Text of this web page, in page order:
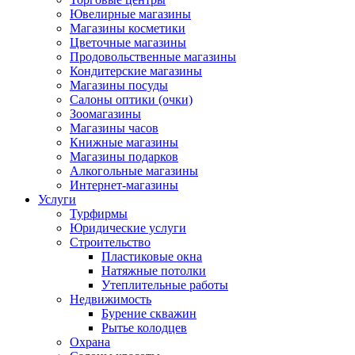
Ювелирные магазины
Магазины косметики
Цветочные магазины
Продовольственные магазины
Кондитерские магазины
Магазины посуды
Салоны оптики (очки)
Зоомагазины
Магазины часов
Книжные магазины
Магазины подарков
Алкогольные магазины
Интернет-магазины
Услуги
Турфирмы
Юридические услуги
Строительство
Пластиковые окна
Натяжные потолки
Утеплительные работы
Недвижимость
Бурение скважин
Рытье колодцев
Охрана